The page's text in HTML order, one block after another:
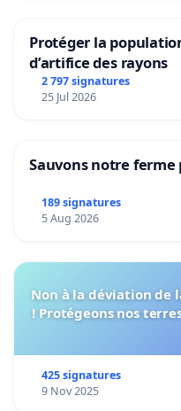
Protéger la
d’artifice des rayons
2 797 signatures
25 Jul 2026
Sauvons notre ferme
189 signatures
5 Aug 2026
Non à la déviation de
! Protégeons nos
425 signatures
9 Nov 2025